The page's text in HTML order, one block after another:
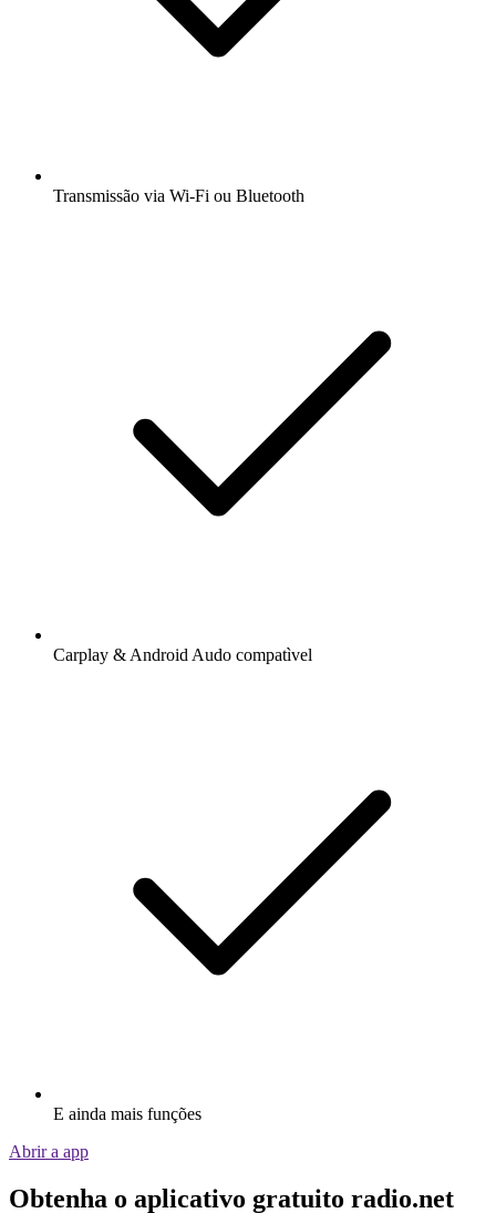
Transmissão via Wi-Fi ou Bluetooth
Carplay & Android Audo compatìvel
E ainda mais funções
Abrir a app
Obtenha o aplicativo gratuito radio.net